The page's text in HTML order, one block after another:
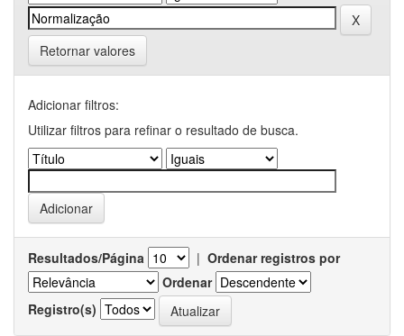
Retornar valores
Adicionar filtros:
Utilizar filtros para refinar o resultado de busca.
Resultados/Página | Ordenar registros por
Ordenar
Registro(s)